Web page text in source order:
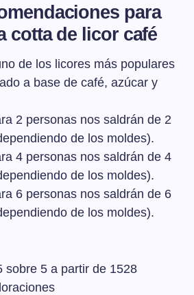
para
cotta de licor café
de los licores más populares
a base de café, azúcar y
2 personas nos saldrán de 2
de los moldes).
4 personas nos saldrán de 4
de los moldes).
6 personas nos saldrán de 6
de los moldes).
sobre 5 a partir de 1528